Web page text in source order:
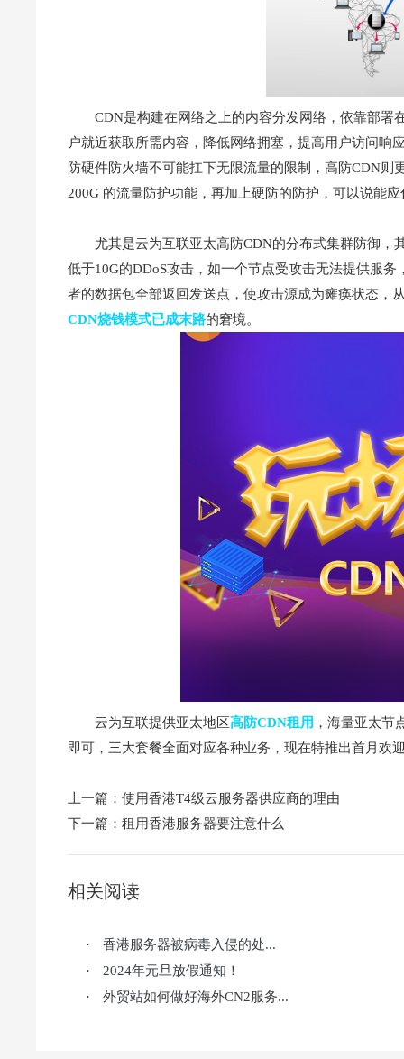
CDN是构建在网络之上的内容分发网络，依靠部署
户就近获取所需内容，降低网络拥塞，提高用户访问响
防硬件防火墙不可能扛下无限流量的限制，高防CDN
200G 的流量防护功能，再加上硬防的防护，可以说能
尤其是云为互联亚太高防CDN的分布式集群防御，
低于10G的DDoS攻击，如一个节点受攻击无法提供服务
者的数据包全部返回发送点，使攻击源成为瘫痪状态，
CDN烧钱模式已成末路的窘境。
云为互联提供亚太地区高防CDN租用 ，海量亚太节
即可，三大套餐全面对应各种业务，现在特推出首月欢
上一篇： 使用香港T4级云服务器供应商的理由
下一篇： 租用香港服务器要注意什么
相关阅读
· 香港服务器被病毒入侵的处...
· 2024年元旦放假通知！
· 外贸站如何做好海外CN2服务...